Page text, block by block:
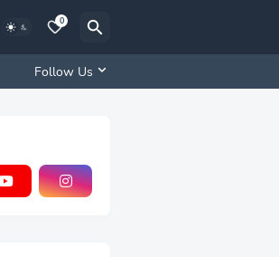
0
Follow Us